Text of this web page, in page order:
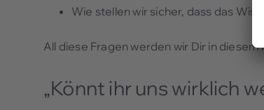
Wie stellen wir sicher, dass das
All diese Fragen werden wir Dir in
„Könnt ihr uns wirklich